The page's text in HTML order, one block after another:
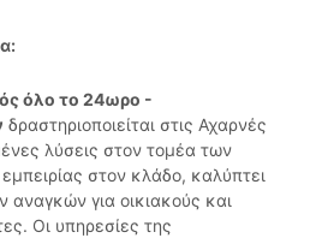
όλο το 24ωρο -
δραστηριοποιείται στις Αχαρνές
λύσεις στον τομέα των
στον κλάδο, καλύπτει
για οικιακούς και
Οι υπηρεσίες της